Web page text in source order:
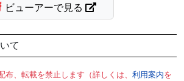
ビューアーで見る
て
布、転載を禁止します（詳しくは、 利用案内を